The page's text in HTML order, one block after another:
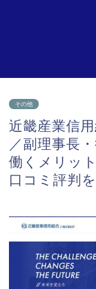
その他
近畿産業信
／副理事長
働くメリッ
口コミ評判